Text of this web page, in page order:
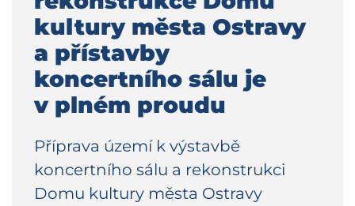
kultury města Ostravy
a přístavby
koncertního sálu je
v plném proudu
Příprava území k výstavbě
koncertního sálu a rekonstrukci
Domu kultury města Ostravy